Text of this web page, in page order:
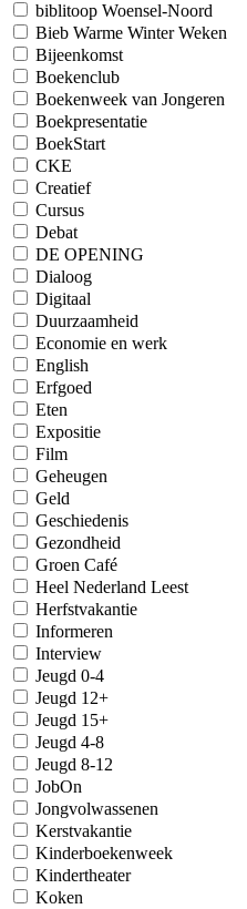
biblitoop Woensel-Noord
Bieb Warme Winter Weken
Bijeenkomst
Boekenclub
Boekenweek van Jongeren
Boekpresentatie
BoekStart
CKE
Creatief
Cursus
Debat
DE OPENING
Dialoog
Digitaal
Duurzaamheid
Economie en werk
English
Erfgoed
Eten
Expositie
Film
Geheugen
Geld
Geschiedenis
Gezondheid
Groen Café
Heel Nederland Leest
Herfstvakantie
Informeren
Interview
Jeugd 0-4
Jeugd 12+
Jeugd 15+
Jeugd 4-8
Jeugd 8-12
JobOn
Jongvolwassenen
Kerstvakantie
Kinderboekenweek
Kindertheater
Koken